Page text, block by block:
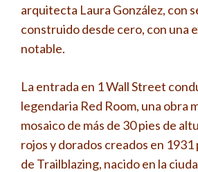
arquitecta Laura González, con
construido desde cero, con una
notable.
La entrada en 1 Wall Street
legendaria Red Room, una obra
mosaico de más de 30 pies de
rojos y dorados creados en
de Trailblazing, nacido en la